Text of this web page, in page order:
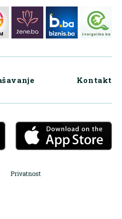
Kontakt
Privatnost